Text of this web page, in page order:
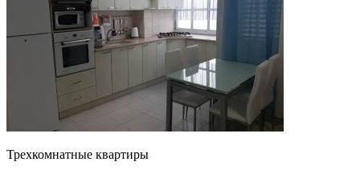
Трехкомнатные квартиры